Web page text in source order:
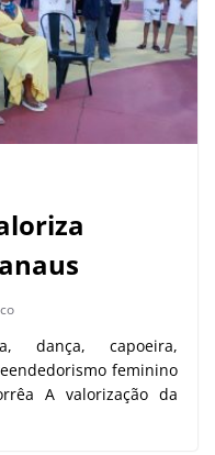
dança, capoeira,
feminino
A valorização da